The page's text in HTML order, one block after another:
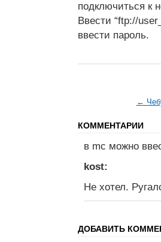
подключиться к
Ввести “ftp://
ввести пароль.
←
КОММЕНТАРИИ
в mc можно
kost:
Не хотел.
ДОБАВИТЬ